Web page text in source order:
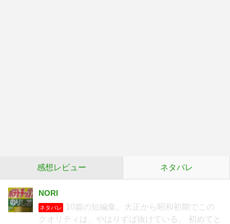
感想レビュー ネタバレ
NORI
ネタバレ
10篇の短編集。大正から昭和初期でこの
クオリティは、やはりずば抜けている。 初めてと